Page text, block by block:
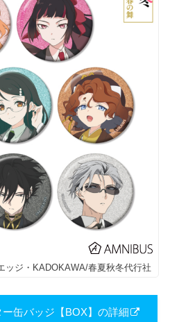
ジ・KADOKAWA/春夏秋冬代行社
ー缶バッジ【BOX】の詳細